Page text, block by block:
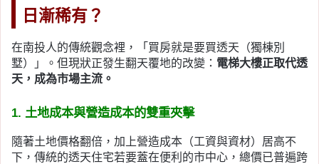
日漸稀有？
在南投人的傳統觀念裡，「買房就是要買透天（獨棟別
墅）」。但現狀正發生翻天覆地的改變： 電梯大樓正取代透
天，成為市場主流。
1. 土地成本與營造成本的雙重夾擊
隨著土地價格翻倍，加上營造成本（工資與資材）居高不
下，傳統的透天住宅若要蓋在便利的市中心，總價已普遍跨